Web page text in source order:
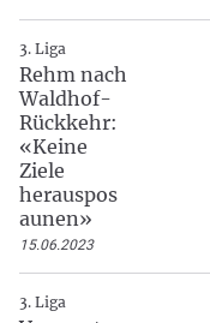
3. Liga
Rehm nach
Waldhof-
Rückkehr:
«Keine
Ziele
herauspos
aunen»
15.06.2023
3. Liga